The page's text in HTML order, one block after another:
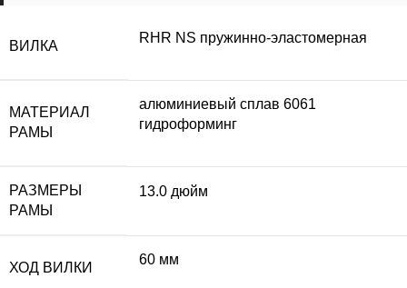
ВИЛКА
RHR NS пружинно-эластомерная
МАТЕРИАЛ
РАМЫ
алюминиевый сплав 6061
гидроформинг
РАЗМЕРЫ
РАМЫ
13.0 дюйм
ХОД ВИЛКИ
60 мм